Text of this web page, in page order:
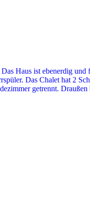
Haus ist ebenerdig
Das Chalet hat 2
getrennt.